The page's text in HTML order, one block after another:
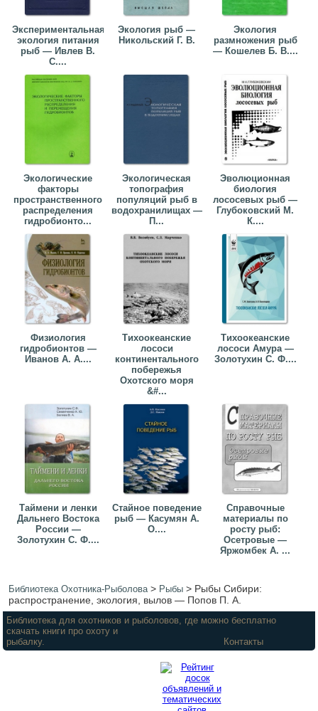
Экспериментальная
экология питания
рыб — Ивлев В.
С....
Экология рыб —
Никольский Г. В.
Экология
размножения рыб
— Кошелев Б. В....
Экологические
факторы
пространственного
распределения
гидробионто...
Экологическая
топография
популяций рыб в
водохранилищах —
П...
Эволюционная
биология
лососевых рыб —
Глубоковский М.
К....
Физиология
гидробионтов —
Иванов А. А....
Тихоокеанские
лососи
континентального
побережья
Охотского моря
&#...
Тихоокеанские
лососи Амура —
Золотухин С. Ф....
Таймени и ленки
Дальнего Востока
России —
Золотухин С. Ф....
Стайное поведение
рыб — Касумян А.
О....
Справочные
материалы по
росту рыб:
Осетровые —
Яржомбек А. ...
Библиотека Охотника-Рыболова> Рыбы > Рыбы Сибири:
распространение, экология, вылов — Попов П. А.
Библиотека для охотников и рыболовов, где можно бесплатно
скачать книги про охоту и
рыбалку.
Контакты